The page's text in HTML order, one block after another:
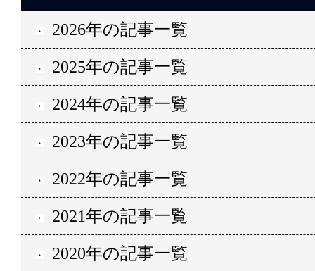
2026年の記事一覧
2025年の記事一覧
2024年の記事一覧
2023年の記事一覧
2022年の記事一覧
2021年の記事一覧
2020年の記事一覧